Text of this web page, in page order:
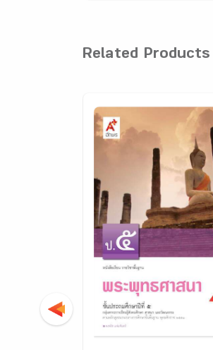
Related Products